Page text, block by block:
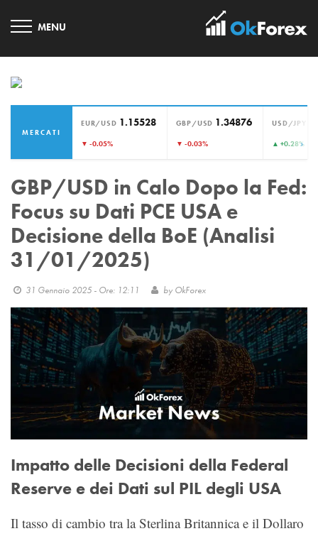
MERCATI
EUR/USD 1.15528
▼ -0.05%
GBP/USD 1.34876
▼ -0.03%
USD/JPY
▲ +0.28%›
GBP/USD in Calo Dopo la Fed:
Focus su Dati PCE USA e
Decisione della BoE (Analisi
31/01/2025)
31 Gennaio 2025 - Ore: 12:11 by OkForex
Impatto delle Decisioni della Federal
Reserve e dei Dati sul PIL degli USA
Il tasso di cambio tra la Sterlina Britannica e il Dollaro